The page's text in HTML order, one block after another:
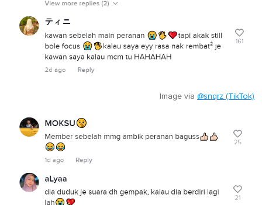
Image via @snqrz (TikTok)